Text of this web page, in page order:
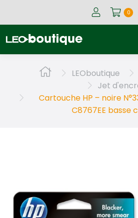
0
Vous êtes ici :
LEOboutique
Jet
Cartouche HP – noire
C8767EE basse